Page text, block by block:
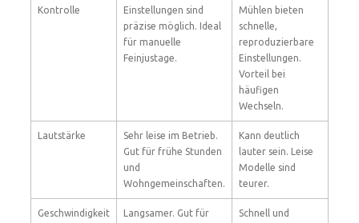
Kontrolle
Einstellungen sind
präzise möglich. Ideal
für manuelle
Feinjustage.
Mühlen bieten
schnelle,
reproduzierbare
Einstellungen.
Vorteil bei
häufigen
Wechseln.
Lautstärke
Sehr leise im Betrieb.
Gut für frühe Stunden
und
Wohngemeinschaften.
Kann deutlich
lauter sein. Leise
Modelle sind
teurer.
Geschwindigkeit
Langsamer. Gut für
Schnell und